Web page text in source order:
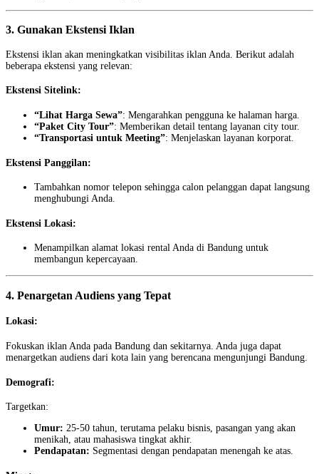
3. Gunakan Ekstensi Iklan
Ekstensi iklan akan meningkatkan visibilitas iklan Anda. Berikut adalah
beberapa ekstensi yang relevan:
Ekstensi Sitelink:
“Lihat Harga Sewa”: Mengarahkan pengguna ke halaman harga.
“Paket City Tour”: Memberikan detail tentang layanan city tour.
“Transportasi untuk Meeting”: Menjelaskan layanan korporat.
Ekstensi Panggilan:
Tambahkan nomor telepon sehingga calon pelanggan dapat langsung
menghubungi Anda.
Ekstensi Lokasi:
Menampilkan alamat lokasi rental Anda di Bandung untuk
membangun kepercayaan.
4. Penargetan Audiens yang Tepat
Lokasi:
Fokuskan iklan Anda pada Bandung dan sekitarnya. Anda juga dapat
menargetkan audiens dari kota lain yang berencana mengunjungi Bandung.
Demografi:
Targetkan:
Umur: 25-50 tahun, terutama pelaku bisnis, pasangan yang akan
menikah, atau mahasiswa tingkat akhir.
Pendapatan: Segmentasi dengan pendapatan menengah ke atas.